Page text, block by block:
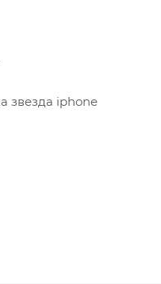
звезда iphone